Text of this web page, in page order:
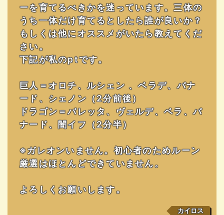
ーを育てるべきかを迷っています。三体の
うち一体だけ育てるとしたら誰が良いか？
もしくは他にオススメがいたら教えてくだ
さい。
下記が私のptです。
巨人＝オロチ、ルシェン 、ベラデ、バナ
ード、シェノン（2分前後）
ドラゴン＝バレッタ、ヴェルデ、ベラ、バ
ナード、闇イフ（2分半）
※ガレオンいません。初心者のためルーン
厳選はほとんどできていません。
よろしくお願いします。
カイロス